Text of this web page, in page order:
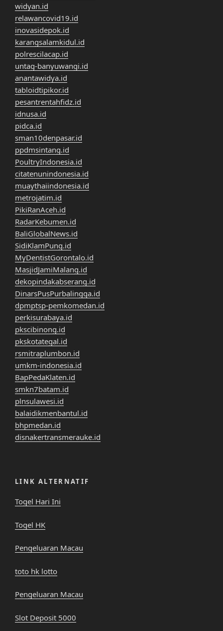
widyan.id
relawancovid19.id
inovasidepok.id
karangsalamkidul.id
polrescilacap.id
untag-banyuwangi.id
anantawidya.id
tabloidtipikor.id
pesantrentahfidz.id
idnusa.id
pidca.id
sman10denpasar.id
ppdmsintang.id
PoultryIndonesia.id
citatenunindonesia.id
muaythaiindonesia.id
metrojatim.id
PikiRanAceh.id
RadarKebumen.id
BaliGlobalNews.id
SidiKlamPung.id
MyDentistGorontalo.id
MasjidJamiMalang.id
dekopindakabserang.id
DinarsPusPurbalingga.id
dpmptsp-pemkomedan.id
perkisurabaya.id
pkscibinong.id
pkskotategal.id
rsmitraplumbon.id
umkm-indonesia.id
BapPedaKlaten.id
smkn7batam.id
plnsulawesi.id
balaidikmenbantul.id
bhpmedan.id
disnakertransmerauke.id
LINK ALTERNATIF
Togel Hari Ini
Togel HK
Pengeluaran Macau
toto hk lotto
Pengeluaran Macau
Slot Deposit 5000